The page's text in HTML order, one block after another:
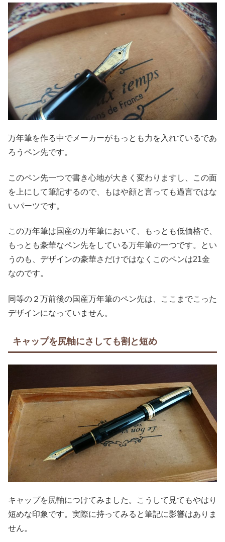
万年筆を作る中でメーカーがもっとも力を入れているであ
ろうペン先です。
このペン先一つで書き心地が大きく変わりますし、この面
を上にして筆記するので、もはや顔と言っても過言ではな
いパーツです。
この万年筆は国産の万年筆において、もっとも低価格で、
もっとも豪華なペン先をしている万年筆の一つです。とい
うのも、デザインの豪華さだけではなくこのペンは21金
なのです。
同等の２万前後の国産万年筆のペン先は、ここまでこった
デザインになっていません。
キャップを尻軸にさしても割と短め
キャップを尻軸につけてみました。こうして見てもやはり
短めな印象です。実際に持ってみると筆記に影響はありま
せん。